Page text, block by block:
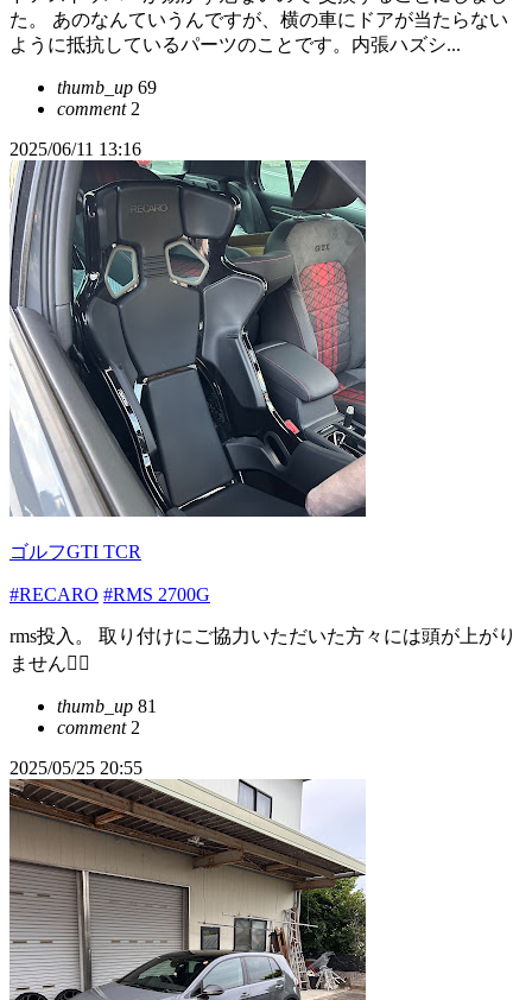
た。 あのなんていうんですが、横の車にドアが当たらない
ように抵抗しているパーツのことです。内張ハズシ...
thumb_up 69
comment2
2025/06/11 13:16
ゴルフGTI TCR
#RECARO #RMS 2700G
rms投入。 取り付けにご協力いただいた方々には頭が上がり
ません🙇‍♂️
thumb_up 81
comment2
2025/05/25 20:55